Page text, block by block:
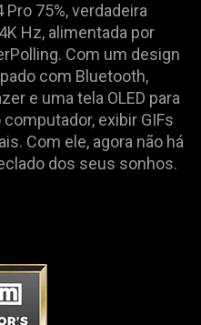
75%, verdadeira
Hz, alimentada por
Com um design
com Bluetooth,
e uma tela OLED para
exibir GIFs
Com ele, agora não há
dos seus sonhos.